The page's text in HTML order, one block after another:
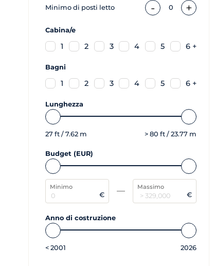
Minimo di posti letto - 0 +
Cabina/e
1 2 3 4 5 6 +
Bagni
1 2 3 4 5 6 +
Lunghezza
27 ft / 7.62 m > 80 ft / 23.77 m
Budget (EUR)
Minimo
€
Massimo
€
Anno di costruzione
< 2001 2026